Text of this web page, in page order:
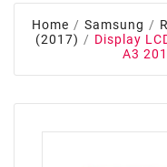
Home Samsung
(2017)
Display
A3